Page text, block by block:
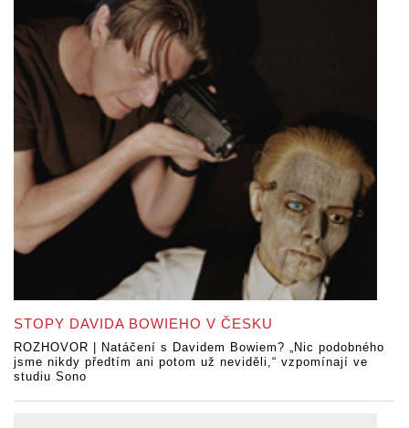
STOPY DAVIDA BOWIEHO V ČESKU
ROZHOVOR | Natáčení s Davidem Bowiem? „Nic podobného
jsme nikdy předtím ani potom už neviděli,“ vzpomínají ve
studiu Sono